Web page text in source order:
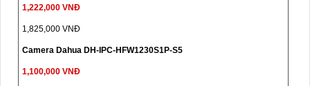
1,222,000 VNĐ
1,825,000 VNĐ
Camera Dahua DH-IPC-HFW1230S1P-S5
1,100,000 VNĐ